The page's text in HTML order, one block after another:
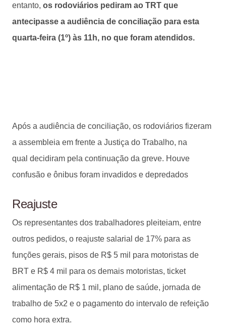
entanto, os rodoviários pediram ao TRT que
antecipasse a audiência de conciliação para esta
quarta-feira (1º) às 11h, no que foram atendidos.
Após a audiência de conciliação, os rodoviários fizeram
a assembleia em frente a Justiça do Trabalho, na
qual decidiram pela continuação da greve. Houve
confusão e ônibus foram invadidos e depredados
Reajuste
Os representantes dos trabalhadores pleiteiam, entre
outros pedidos, o reajuste salarial de 17% para as
funções gerais, pisos de R$ 5 mil para motoristas de
BRT e R$ 4 mil para os demais motoristas, ticket
alimentação de R$ 1 mil, plano de saúde, jornada de
trabalho de 5x2 e o pagamento do intervalo de refeição
como hora extra.